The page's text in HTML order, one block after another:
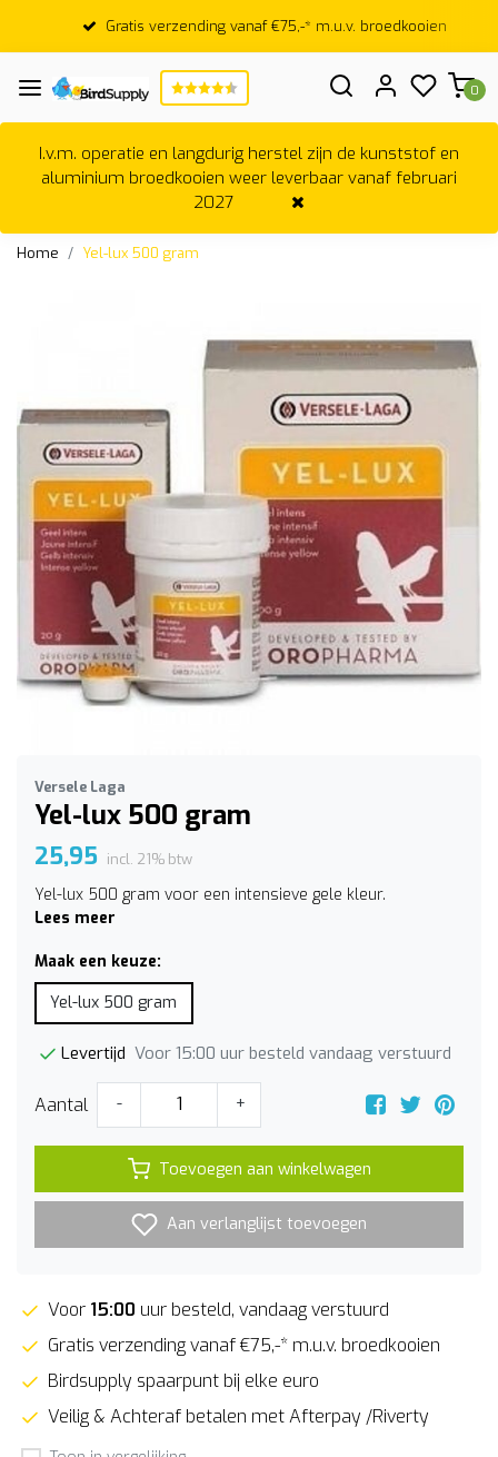
Gratis verzending vanaf €75,-* m.u.v. broedkooien
0
I.v.m. operatie en langdurig herstel zijn de kunststof en
aluminium broedkooien weer leverbaar vanaf februari
2027
Home Yel-lux 500 gram
Versele Laga
Yel-lux 500 gram
25,95 incl. 21% btw
Yel-lux 500 gram voor een intensieve gele kleur.
Lees meer
Maak een keuze:
Yel-lux 500 gram
Levertijd Voor 15:00 uur besteld vandaag verstuurd
Aantal - +
Toevoegen aan winkelwagen
Aan verlanglijst toevoegen
Voor 15:00 uur besteld, vandaag verstuurd
Gratis verzending vanaf €75,-* m.u.v. broedkooien
Birdsupply spaarpunt bij elke euro
Veilig & Achteraf betalen met Afterpay /Riverty